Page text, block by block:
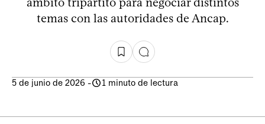
temas con las autoridades de Ancap.
5 de junio de 2026 - 1 minuto de lectura